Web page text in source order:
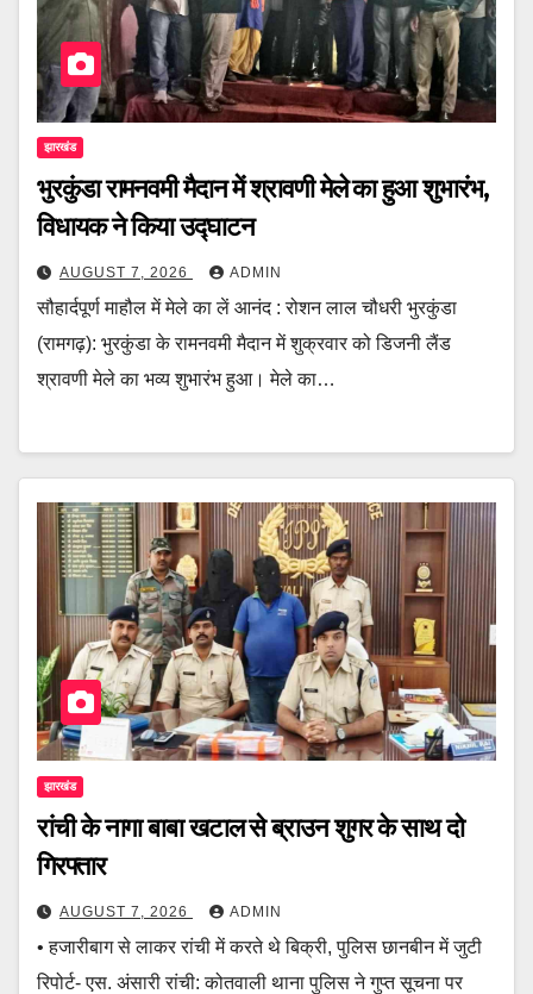
झारखंड
भुरकुंडा रामनवमी मैदान में श्रावणी मेले का हुआ शुभारंभ,
विधायक ने किया उद्घाटन
AUGUST 7, 2026 ADMIN
सौहार्दपूर्ण माहौल में मेले का लें आनंद : रोशन लाल चौधरी भुरकुंडा
(रामगढ़): भुरकुंडा के रामनवमी मैदान में शुक्रवार को डिजनी लैंड
श्रावणी मेले का भव्य शुभारंभ हुआ। मेले का…
झारखंड
रांची के नागा बाबा खटाल से ब्राउन शुगर के साथ दो
गिरफ्तार
AUGUST 7, 2026 ADMIN
• हजारीबाग से लाकर रांची में करते थे बिक्री, पुलिस छानबीन में जुटी
रिपोर्ट- एस. अंसारी रांची: कोतवाली थाना पुलिस ने गुप्त सूचना पर